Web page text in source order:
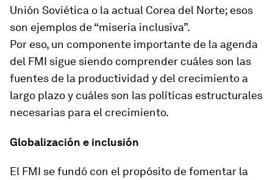
Unión Soviética o la actual Corea del Norte; esos
son ejemplos de “miseria inclusiva”.
Por eso, un componente importante de la agenda
del FMI sigue siendo comprender cuáles son las
fuentes de la productividad y del crecimiento a
largo plazo y cuáles son las políticas estructurales
necesarias para el crecimiento.
Globalización e inclusión
El FMI se fundó con el propósito de fomentar la